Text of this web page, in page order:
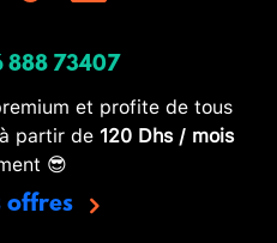
888 73407
et profite de tous
partir de 120 Dhs / mois
😎
offres